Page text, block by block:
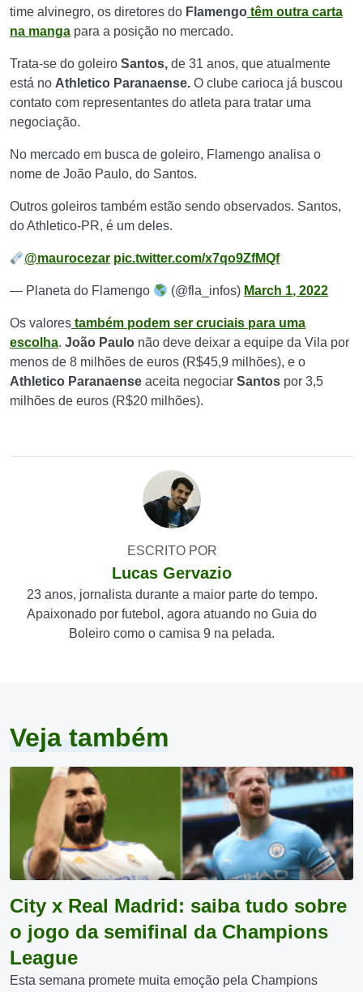
time alvinegro, os diretores do Flamengo têm outra carta
na manga para a posição no mercado.
Trata-se do goleiro Santos, de 31 anos, que atualmente
está no Athletico Paranaense. O clube carioca já buscou
contato com representantes do atleta para tratar uma
negociação.
No mercado em busca de goleiro, Flamengo analisa o
nome de João Paulo, do Santos.
Outros goleiros também estão sendo observados. Santos,
do Athletico-PR, é um deles.
@maurocezar pic.twitter.com/x7qo9ZfMQf
— Planeta do Flamengo (@fla_infos) March 1, 2022
Os valores também podem ser cruciais para uma
escolha. João Paulo não deve deixar a equipe da Vila por
menos de 8 milhões de euros (R$45,9 milhões), e o
Athletico Paranaense aceita negociar Santos por 3,5
milhões de euros (R$20 milhões).
ESCRITO POR
Lucas Gervazio
23 anos, jornalista durante a maior parte do tempo.
Apaixonado por futebol, agora atuando no Guia do
Boleiro como o camisa 9 na pelada.
Veja também
City x Real Madrid: saiba tudo sobre
o jogo da semifinal da Champions
League
Esta semana promete muita emoção pela Champions